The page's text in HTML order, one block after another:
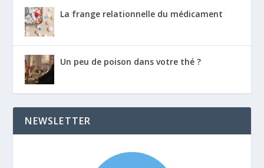
La frange relationnelle du médicament
Un peu de poison dans votre thé ?
NEWSLETTER